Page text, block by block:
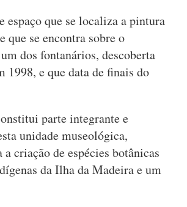
espaço que se localiza a pintura
que se encontra sobre o
dos fontanários, descoberta
1998, e que data de finais do
parte integrante e
unidade museológica,
a criação de espécies botânicas
da Ilha da Madeira e um